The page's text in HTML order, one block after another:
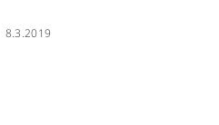
8.3.2019